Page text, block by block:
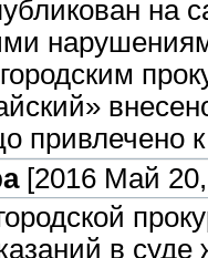
на
привлечено
[2016 Май
в суде